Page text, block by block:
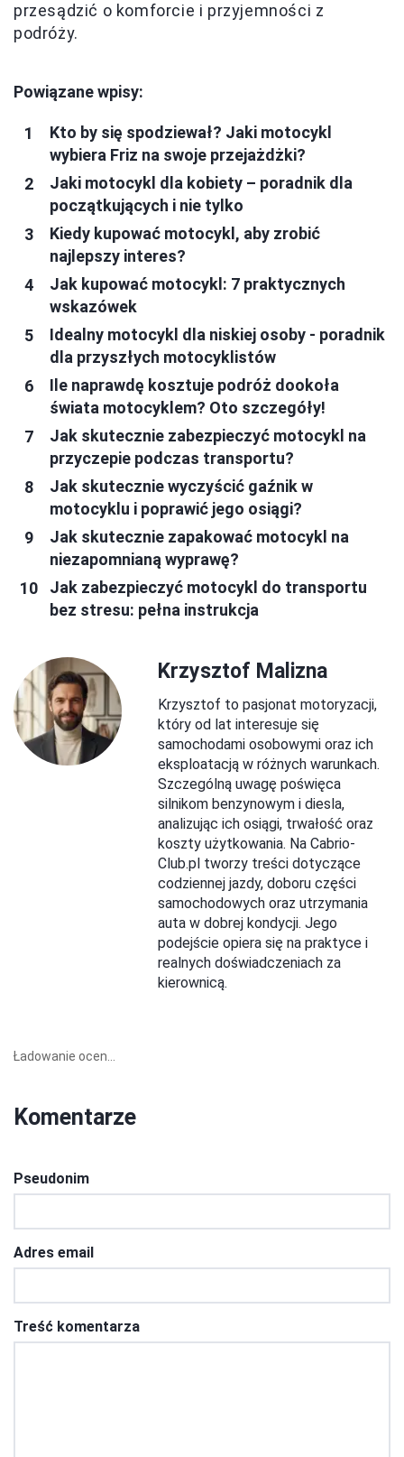
przesądzić o komforcie i przyjemności z
podróży.
Powiązane wpisy:
Kto by się spodziewał? Jaki motocykl
wybiera Friz na swoje przejażdżki?
Jaki motocykl dla kobiety – poradnik dla
początkujących i nie tylko
Kiedy kupować motocykl, aby zrobić
najlepszy interes?
Jak kupować motocykl: 7 praktycznych
wskazówek
Idealny motocykl dla niskiej osoby - poradnik
dla przyszłych motocyklistów
Ile naprawdę kosztuje podróż dookoła
świata motocyklem? Oto szczegóły!
Jak skutecznie zabezpieczyć motocykl na
przyczepie podczas transportu?
Jak skutecznie wyczyścić gaźnik w
motocyklu i poprawić jego osiągi?
Jak skutecznie zapakować motocykl na
niezapomnianą wyprawę?
Jak zabezpieczyć motocykl do transportu
bez stresu: pełna instrukcja
Krzysztof Malizna
Krzysztof to pasjonat motoryzacji,
który od lat interesuje się
samochodami osobowymi oraz ich
eksploatacją w różnych warunkach.
Szczególną uwagę poświęca
silnikom benzynowym i diesla,
analizując ich osiągi, trwałość oraz
koszty użytkowania. Na Cabrio-
Club.pl tworzy treści dotyczące
codziennej jazdy, doboru części
samochodowych oraz utrzymania
auta w dobrej kondycji. Jego
podejście opiera się na praktyce i
realnych doświadczeniach za
kierownicą.
Ładowanie ocen...
Komentarze
Pseudonim
Adres email
Treść komentarza